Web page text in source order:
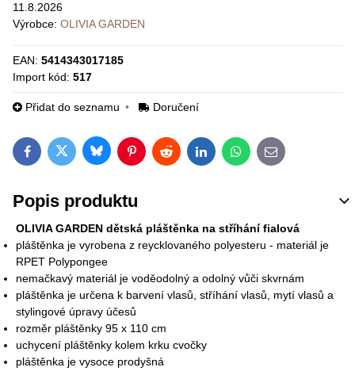
11.8.2026
Výrobce: OLIVIA GARDEN
EAN: 5414343017185
Import kód: 517
Přidat do seznamu Doručení
FacebookTwitterBlueskyPinterestRedditLinkedInWhatsApp
E-mail
Popis produktu
OLIVIA GARDEN dětská pláštěnka na stříhání fialová
pláštěnka je vyrobena z reycklovaného polyesteru - materiál je
RPET Polypongee
nemačkavý materiál je voděodolný a odolný vůči skvrnám
pláštěnka je určena k barvení vlasů, stříhání vlasů, mytí vlasů a
stylingové úpravy účesů
rozměr pláštěnky 95 x 110 cm
uchycení pláštěnky kolem krku cvočky
pláštěnka je vysoce prodyšná